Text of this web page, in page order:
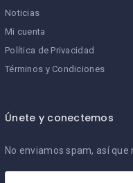
Noticias
Mi cuenta
Política de Privacidad
Términos y Condiciones
Únete y conectemos
No enviamos spam, así que